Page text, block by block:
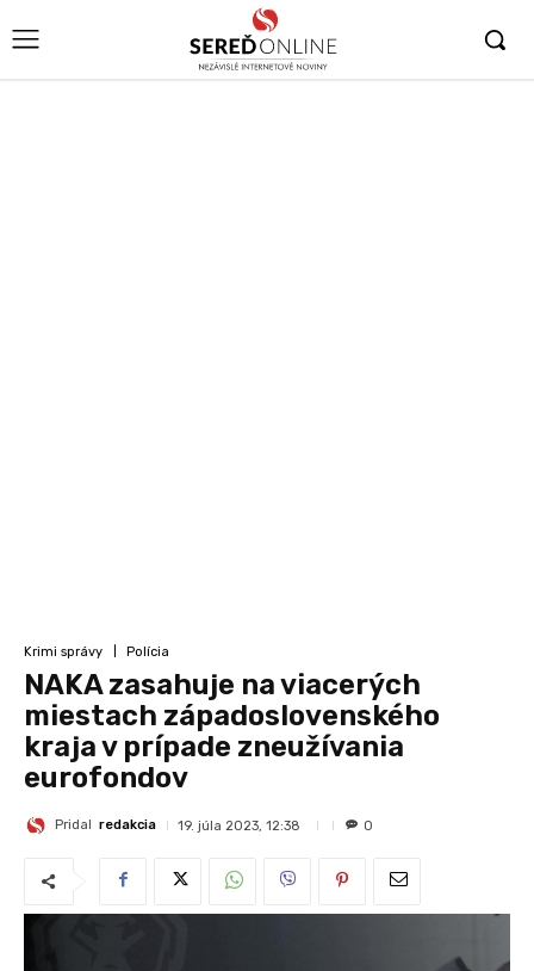
Krimi správy Polícia
NAKA zasahuje na viacerých
miestach západoslovenského
kraja v prípade zneužívania
eurofondov
Pridal redakcia 19. júla 2023, 12:38 0